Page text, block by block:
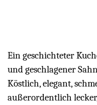
Ein geschichteter
und geschlagener
Köstlich, elegant,
außerordentlich